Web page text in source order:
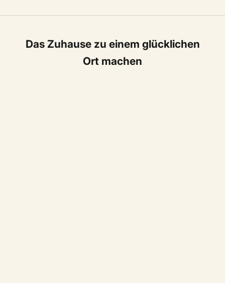
Das Zuhause zu einem glücklichen
Ort machen